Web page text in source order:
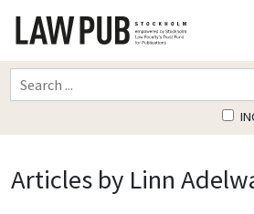
Articles by Linn